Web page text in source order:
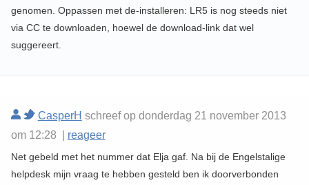
genomen. Oppassen met de-installeren: LR5 is nog steeds niet
via CC te downloaden, hoewel de download-link dat wel
suggereert.
CasperH schreef op donderdag 21 november 2013
om 12:28 | reageer
Net gebeld met het nummer dat Elja gaf. Na bij de Engelstalige
helpdesk mijn vraag te hebben gesteld ben ik doorverbonden